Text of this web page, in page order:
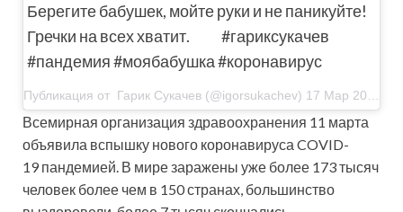
Берегите бабушек, мойте руки и не паникуйте!
Гречки на всех хватит. ⠀ ⠀ #гариксукачев
#пандемия #моябабушка #коронавирус
Публикация от Гарик Сукачев (@igorsukachev) 17 Мар 2020 в 12:32 PDT
Всемирная организация здравоохранения 11 марта
объявила вспышку нового коронавируса COVID-
19 пандемией. В мире заражены уже более 173 тысяч
человек более чем в 150 странах, большинство